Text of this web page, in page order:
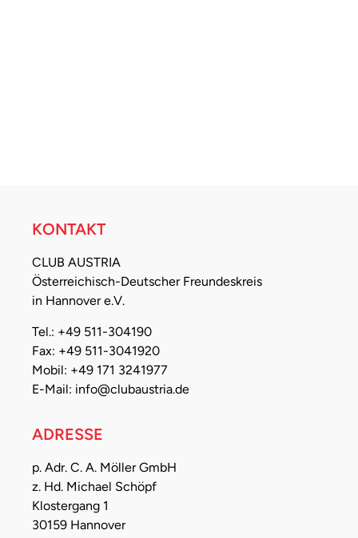
KONTAKT
CLUB AUSTRIA
Österreichisch-Deutscher Freundeskreis
in Hannover e.V.
Tel.: +49 511-304190
Fax: +49 511-3041920
Mobil: +49 171 3241977
E-Mail: info@clubaustria.de
ADRESSE
p. Adr. C. A. Möller GmbH
z. Hd. Michael Schöpf
Klostergang 1
30159 Hannover